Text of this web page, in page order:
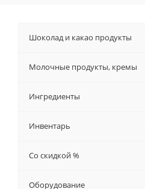
Шоколад и какао продукты
Молочные продукты, кремы
Ингредиенты
Инвентарь
Со скидкой %
Оборудование